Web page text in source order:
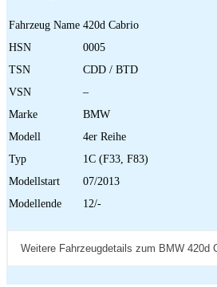
Fahrzeug Name 420d Cabrio
HSN
0005
TSN
CDD / BTD
VSN
–
Marke
BMW
Modell
4er Reihe
Typ
1C (F33, F83)
Modellstart
07/2013
Modellende
12/-
Weitere Fahrzeugdetails zum BMW 420d